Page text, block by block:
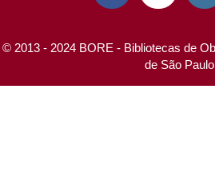
© 2013 - 2024 BORE - Bibliotecas de
de São Paulo